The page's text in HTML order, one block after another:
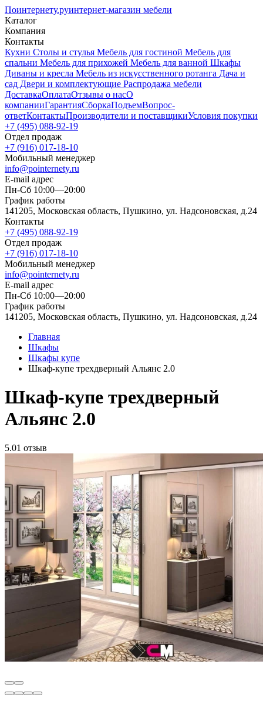
Поинтернету.руинтернет-магазин мебели
Каталог
Компания
Контакты
Кухни Столы и стулья Мебель для гостиной Мебель для
спальни Мебель для прихожей Мебель для ванной Шкафы
Диваны и кресла Мебель из искусственного ротанга Дача и
сад Двери и комплектующие Распродажа мебели
ДоставкаОплатаОтзывы о насО
компанииГарантияСборкаПодъемВопрос-
ответКонтактыПроизводители и поставщикиУсловия покупки
+7 (495) 088-92-19
Отдел продаж
+7 (916) 017-18-10
Мобильный менеджер
info@pointernety.ru
E-mail адрес
Пн-Сб 10:00—20:00
График работы
141205, Московская область, Пушкино, ул. Надсоновская, д.24
Контакты
+7 (495) 088-92-19
Отдел продаж
+7 (916) 017-18-10
Мобильный менеджер
info@pointernety.ru
E-mail адрес
Пн-Сб 10:00—20:00
График работы
141205, Московская область, Пушкино, ул. Надсоновская, д.24
Главная
Шкафы
Шкафы купе
Шкаф-купе трехдверный Альянс 2.0
Шкаф-купе трехдверный
Альянс 2.0
5.01 отзыв